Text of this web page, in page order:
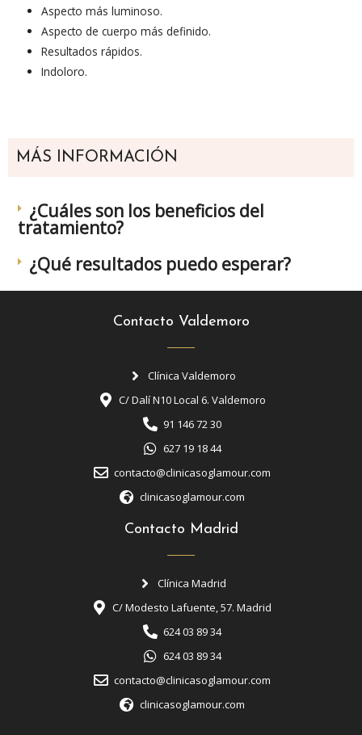
Aspecto más luminoso.
Aspecto de cuerpo más definido.
Resultados rápidos.
Indoloro.
MÁS INFORMACIÓN
¿Cuáles son los beneficios del
tratamiento?
¿Qué resultados puedo esperar?
Contacto Valdemoro
Clínica Valdemoro
C/ Dalí N10 Local 6. Valdemoro
91 146 72 30
627 19 18 44
contacto@clinicasoglamour.com
clinicasoglamour.com
Contacto Madrid
Clínica Madrid
C/ Modesto Lafuente, 57. Madrid
624 03 89 34
624 03 89 34
contacto@clinicasoglamour.com
clinicasoglamour.com